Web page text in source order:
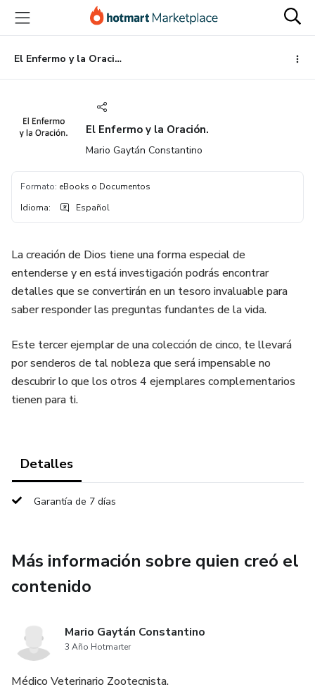
principal
página
de
página
El Enfermo y la Oración.
El Enfermo y la Oración.
Mario Gaytán Constantino
Formato: eBooks o Documentos
Idioma: Español
La creación de Dios tiene una forma especial de
entenderse y en está investigación podrás encontrar
detalles que se convertirán en un tesoro invaluable para
saber responder las preguntas fundantes de la vida.
Este tercer ejemplar de una colección de cinco, te llevará
por senderos de tal nobleza que será impensable no
descubrir lo que los otros 4 ejemplares complementarios
tienen para ti.
Detalles
Garantía de 7 días
Más información sobre quien creó el
contenido
Mario Gaytán Constantino
3 Año Hotmarter
Médico Veterinario Zootecnista.